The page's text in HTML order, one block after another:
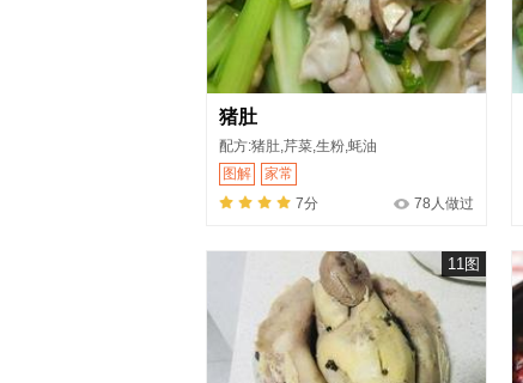
猪肚
配方:猪肚,芹菜,生粉,蚝油
图解
家常
7分
78人做过
11图